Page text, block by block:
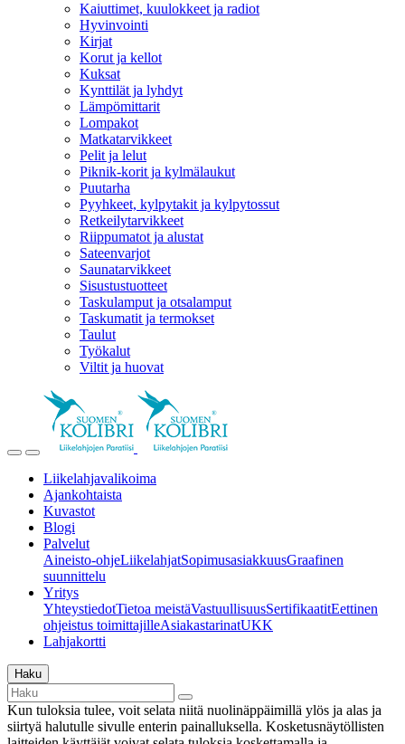
Kaiuttimet, kuulokkeet ja radiot
Hyvinvointi
Kirjat
Korut ja kellot
Kuksat
Kynttilät ja lyhdyt
Lämpömittarit
Lompakot
Matkatarvikkeet
Pelit ja lelut
Piknik-korit ja kylmälaukut
Puutarha
Pyyhkeet, kylpytakit ja kylpytossut
Retkeilytarvikkeet
Riippumatot ja alustat
Sateenvarjot
Saunatarvikkeet
Sisustustuotteet
Taskulamput ja otsalamput
Taskumatit ja termokset
Taulut
Työkalut
Viltit ja huovat
Liikelahjavalikoima
Ajankohtaista
Kuvastot
Blogi
Palvelut
Aineisto-ohjeLiikelahjatSopimusasiakkuusGraafinen
suunnittelu
Yritys
YhteystiedotTietoa meistäVastuullisuusSertifikaatitEettinen
ohjeistus toimittajilleAsiakastarinatUKK
Lahjakortti
Haku
Kun tuloksia tulee, voit selata niitä nuolinäppäimillä ylös ja alas ja
siirtyä halutulle sivulle enterin painalluksella. Kosketusnäytöllisten